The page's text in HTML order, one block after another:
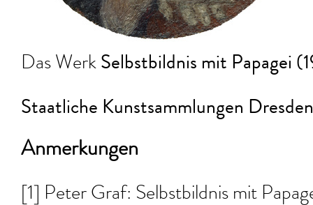
Das Werk Selbstbildnis mit Papagei
Staatliche Kunstsammlungen
Anmerkungen
[1] Peter Graf: Selbstbildnis mit